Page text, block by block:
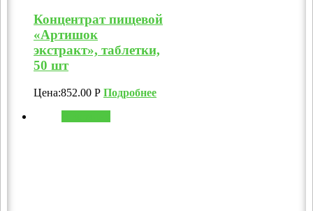
Концентрат пищевой
«Артишок
экстракт», таблетки,
50 шт
Цена:852.00 Р Подробнее